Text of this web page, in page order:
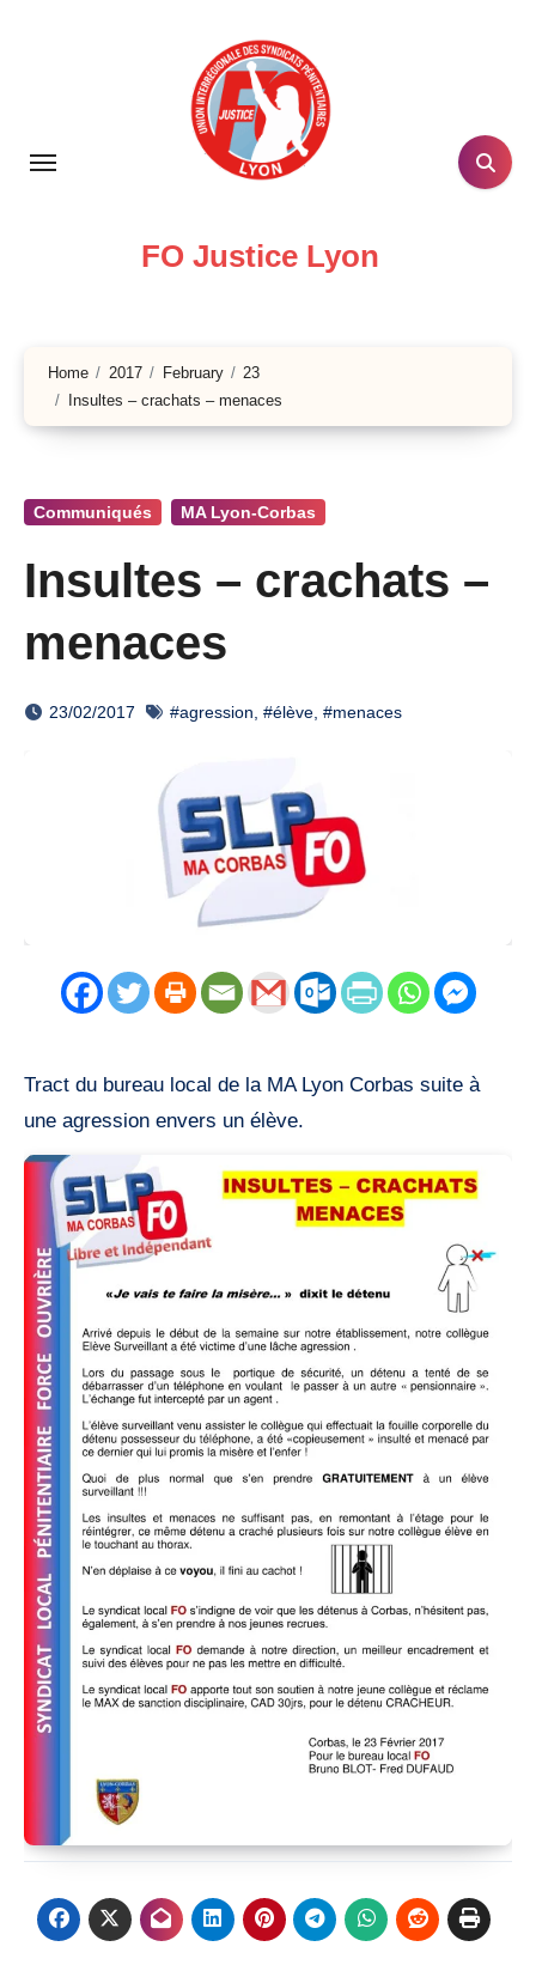
FO Justice Lyon
Home 2017 February
23
Insultes – crachats – menaces
Communiqués MA Lyon-Corbas
Insultes – crachats –
menaces
23/02/2017 #agression #élève #menaces
Tract du bureau local de la MA Lyon Corbas suite à
une agression envers un élève.